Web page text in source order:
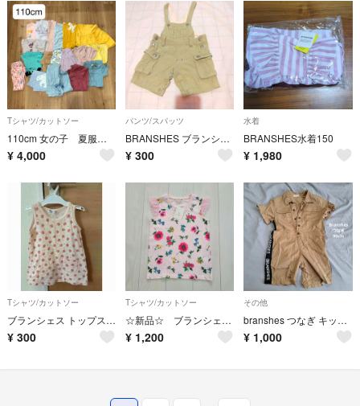
Tシャツ/カットソー
110cm 女の子 夏服 セット売り
¥ 4,000
パンツ/スパッツ
BRANSHES ブランシェス カーゴ オーバーオール 90
¥ 300
水着
BRANSHES水着150
¥ 1,980
Tシャツ/カットソー
ブランシェス トップス Tシャツ
¥ 300
Tシャツ/カットソー
☆新品☆ ブランシェス Tシャツ 袖フリル ノースリーブ 花柄 ピンク 130
¥ 1,200
その他
branshes つなぎ キッズ服 90cm
¥ 1,000